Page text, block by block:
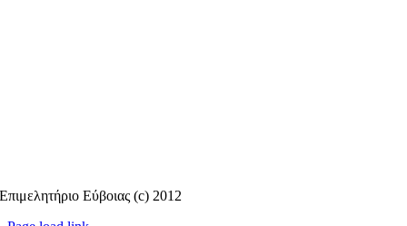
Επιμελητήριο Εύβοιας (c) 2012